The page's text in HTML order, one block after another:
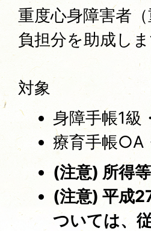
重度心身障害者
負担分を助成し
対象
身障手帳1級
療育手帳
(注意) 所得
(注意) 平成
ついては、